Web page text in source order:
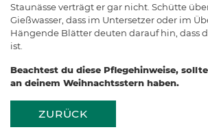
Staunässe verträgt er gar nicht. Schütte
Gießwasser, dass im Untersetzer oder im
Hängende Blätter deuten darauf hin, dass
ist.
Beachtest du diese Pflegehinweise,
an deinem Weihnachtsstern haben.
ZURÜCK